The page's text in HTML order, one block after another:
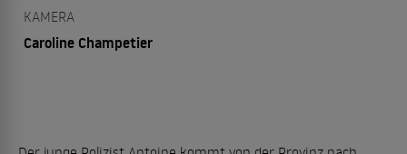
KAMERA
Caroline Champetier